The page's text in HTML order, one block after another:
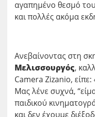
αγαπημένο θεσμό
και πολλές ακόμα
Ανεβαίνοντας στη
Μελισσουργός,
Camera Zizanio,
Μας λένε συχνά,
παιδικού
και δεν έχουμε